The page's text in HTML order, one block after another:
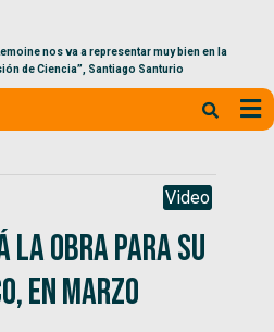
nos va a representar muy bien en la
de Ciencia”, Santiago Santurio
Video
la obra para su
en marzo